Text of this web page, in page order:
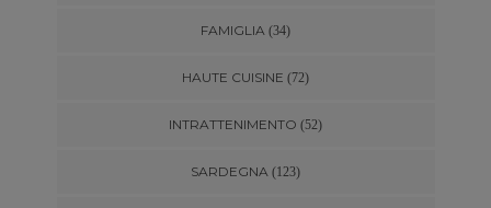
FAMIGLIA (34)
HAUTE CUISINE (72)
INTRATTENIMENTO (52)
SARDEGNA (123)